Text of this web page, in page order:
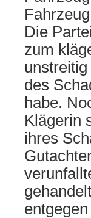
Die
zum
des
habe.
Klägerin
ihres